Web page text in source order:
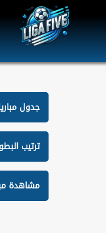
جدول
ترتيب
مشاهدة